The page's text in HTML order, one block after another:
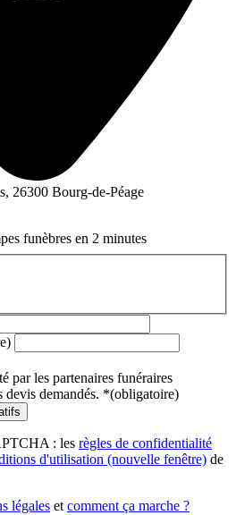
26300 Bourg-de-Péage
funèbres en 2 minutes
par les partenaires funéraires
demandés. *(obligatoire)
: les règles de confidentialité
d'utilisation (nouvelle fenêtre) de
légales et comment ça marche ?